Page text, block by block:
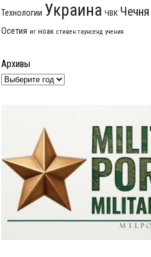
Технологии Украина ЧВК Чечня
Осетия иг ноак стивен таунсенд учения
Архивы